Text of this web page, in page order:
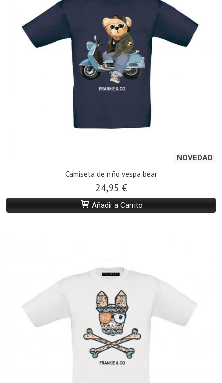
NOVEDAD
Camiseta de niño vespa bear
24,95 €
Añadir a Carrito